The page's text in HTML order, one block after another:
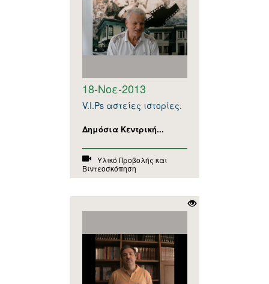
18-Νοε-2013
V.I.Ps αστείες ιστορίες.
Δημόσια Κεντρική...
Υλικό Προβολής και
Βιντεοσκόπηση